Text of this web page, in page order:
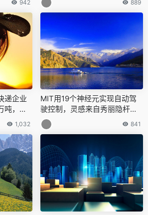
942 889
递企业
吨，呼
1,032
MIT用19个神经元实现自动驾
驶控制，灵感来自秀丽隐杆线
虫
841